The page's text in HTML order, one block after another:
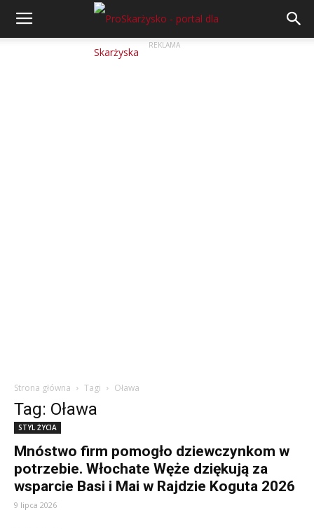
REKLAMA
Strona główna Tagi Oława
Tag: Oława
STYL ŻYCIA
Mnóstwo firm pomogło dziewczynkom w
potrzebie. Włochate Węże dziękują za
wsparcie Basi i Mai w Rajdzie Koguta 2026
9 lipca 2026